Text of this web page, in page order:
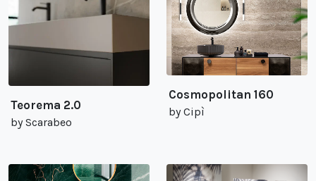
Teorema 2.0
by Scarabeo
Cosmopolitan 160
by Cipì